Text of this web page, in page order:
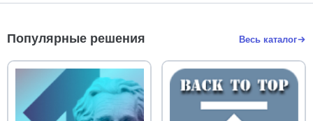
Популярные решения Весь каталог